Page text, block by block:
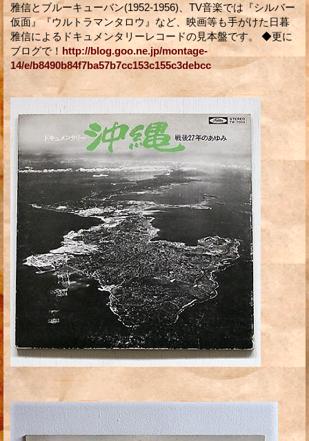
雅信とブルーキューバン(1952-1956)、TV音楽では『シルバー
仮面』『ウルトラマンタロウ』など、映画等も手がけた日暮
雅信によるドキュメンタリーレコードの見本盤です。 ◆更に
ブログで！ http://blog.goo.ne.jp/montage-
14/e/b8490b84f7ba57b7cc153c155c3debcc